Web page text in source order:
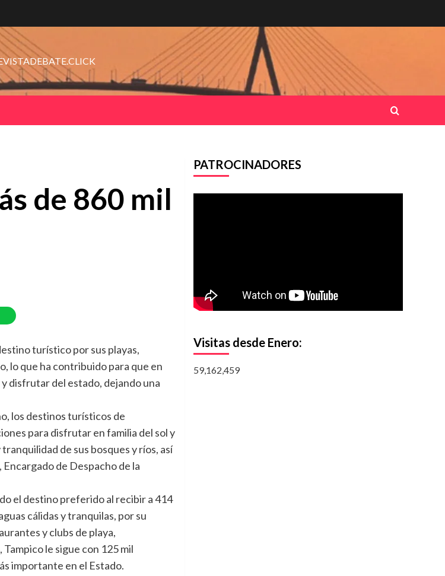
de 860 mil
turístico por sus playas,
lo que ha contribuido para que en
disfrutar del estado, dejando una
los destinos turísticos de
para disfrutar en familia del sol y
de sus bosques y ríos, así
de Despacho de la
el destino preferido al recibir a 414
cálidas y tranquilas, por su
y clubs de playa,
le sigue con 125 mil
importante en el Estado.
PATROCINADORES
Visitas desde Enero:
59,162,459